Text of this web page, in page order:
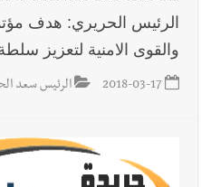
العالم العربي
المعاناة التي تمزق القلوب
الرئيس الحريري: هدف
والقوى الامنية لتعزيز
2018-03-17 الرئيس سعد